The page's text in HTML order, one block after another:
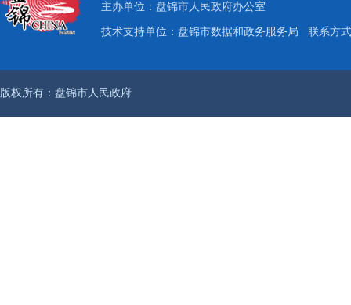
主办单位：盘锦市人民政府办公室
技术支持单位：盘锦市数据和政务服务局 联系方
版权所有：盘锦市人民政府